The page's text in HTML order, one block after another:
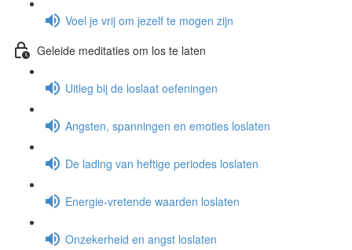
Voel je vrij om jezelf te mogen zijn
Geleide meditaties om los te laten
Uitleg bij de loslaat oefeningen
Angsten, spanningen en emoties loslaten
De lading van heftige periodes loslaten
Energie-vretende waarden loslaten
Onzekerheid en angst loslaten